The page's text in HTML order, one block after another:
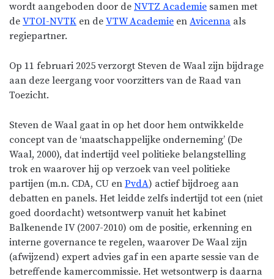
wordt aangeboden door de NVTZ Academie samen met
de VTOI-NVTK en de VTW Academie en Avicenna als
regiepartner.
Op 11 februari 2025 verzorgt Steven de Waal zijn bijdrage
aan deze leergang voor voorzitters van de Raad van
Toezicht.
Steven de Waal gaat in op het door hem ontwikkelde
concept van de ‘maatschappelijke onderneming’ (De
Waal, 2000), dat indertijd veel politieke belangstelling
trok en waarover hij op verzoek van veel politieke
partijen (m.n. CDA, CU en PvdA) actief bijdroeg aan
debatten en panels. Het leidde zelfs indertijd tot een (niet
goed doordacht) wetsontwerp vanuit het kabinet
Balkenende IV (2007-2010) om de positie, erkenning en
interne governance te regelen, waarover De Waal zijn
(afwijzend) expert advies gaf in een aparte sessie van de
betreffende kamercommissie. Het wetsontwerp is daarna